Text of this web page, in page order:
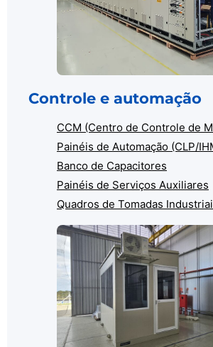
Controle e automação
CCM (Centro de Controle de
Painéis de Automação (CLP/
Banco de Capacitores
Painéis de Serviços Auxiliares
Quadros de Tomadas